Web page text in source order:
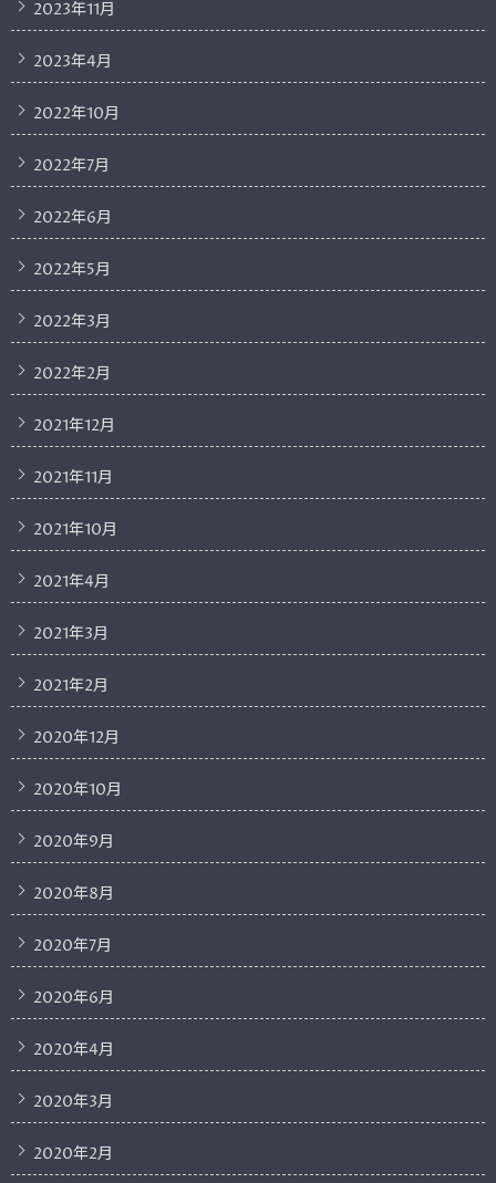
2023年11月
2023年4月
2022年10月
2022年7月
2022年6月
2022年5月
2022年3月
2022年2月
2021年12月
2021年11月
2021年10月
2021年4月
2021年3月
2021年2月
2020年12月
2020年10月
2020年9月
2020年8月
2020年7月
2020年6月
2020年4月
2020年3月
2020年2月